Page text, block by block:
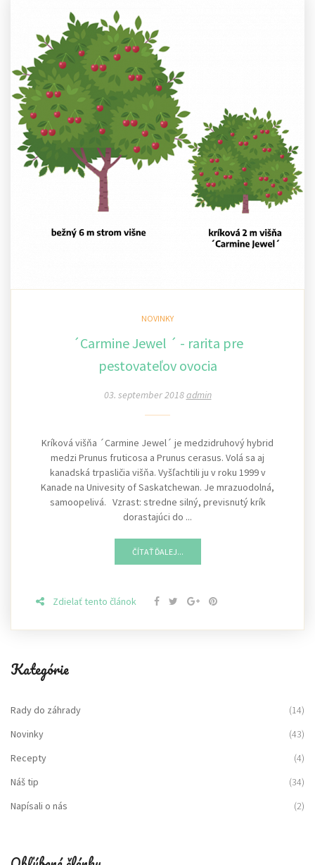
NOVINKY
´Carmine Jewel ´ - rarita pre
pestovateľov ovocia
03. september 2018admin
Kríková višňa ´Carmine Jewel´ je medzidruhový hybrid
medzi Prunus fruticosa a Prunus cerasus. Volá sa aj
kanadská trpasličia višňa. Vyšľachtili ju v roku 1999 v
Kanade na Univesity of Saskatchewan. Je mrazuodolná,
samoopelivá. Vzrast: stredne silný, previsnutý krík
dorastajúci do ...
ČÍTAŤ ĎALEJ...
Zdielať tento článok
Kategórie
Rady do záhrady
(14)
Novinky
(43)
Recepty
(4)
Náš tip
(34)
Napísali o nás
(2)